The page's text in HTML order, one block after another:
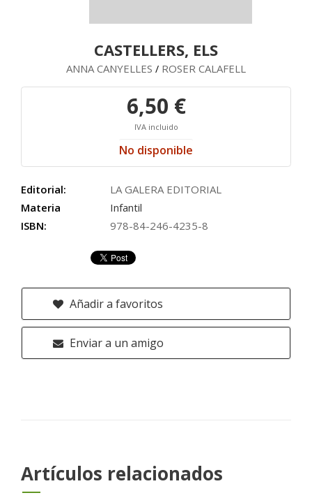
CASTELLERS, ELS
ANNA CANYELLES / ROSER CALAFELL
6,50 €
IVA incluido
No disponible
Editorial:
LA GALERA EDITORIAL
Materia
Infantil
ISBN:
978-84-246-4235-8
Añadir a favoritos
Enviar a un amigo
Artículos relacionados